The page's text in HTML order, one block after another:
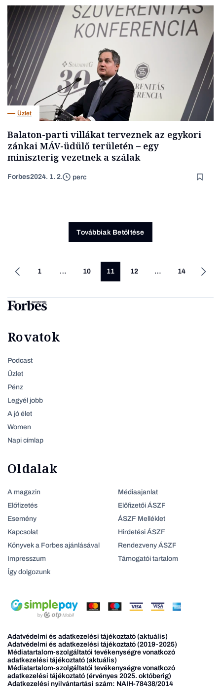
Üzlet
Balaton-parti villákat terveznek az egykori
zánkai MÁV-üdülő területén – egy
miniszterig vezetnek a szálak
Forbes2024. 1. 2. perc
Továbbiak Betöltése
1 … 10 11 12 … 14
Rovatok
Podcast
Üzlet
Pénz
Legyél jobb
A jó élet
Women
Napi címlap
Oldalak
A magazin
Előfizetés
Esemény
Kapcsolat
Könyvek a Forbes ajánlásával
Impresszum
Így dolgozunk
Médiaajanlat
Előfizetői ÁSZF
ÁSZF Melléklet
Hirdetési ÁSZF
Rendezveny ÁSZF
Támogatói tartalom
Adatvédelmi és adatkezelési tájékoztató (aktuális)
Adatvédelmi és adatkezelési tájékoztató (2019-2025)
Médiatartalom-szolgáltatói tevékenységre vonatkozó
adatkezelési tájékoztató (aktuális)
Médiatartalom-szolgáltatói tevékenységre vonatkozó
adatkezelési tájékoztató (érvényes 2025. októberig)
Adatkezelési nyilvántartási szám: NAIH-78438/2014